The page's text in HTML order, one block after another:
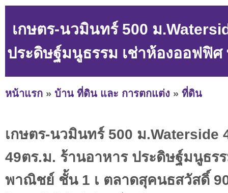
เกษตร-นวมินทร์ 500 ม
ประดิษฐ์มนูธรรม เช่าห้องออฟฟิ
หน้าแรก » บ้าน ที่ดิน และ การตกแต่ง » ที่ดิน
เกษตร-นวมินทร์ 500 ม.Waterside
49ตร.ม. ร้านอาหาร ประดิษฐ์มนูธร
พาณิชย์ ชั้น 1 เ ตลาดสุคนธสวัสดิ์